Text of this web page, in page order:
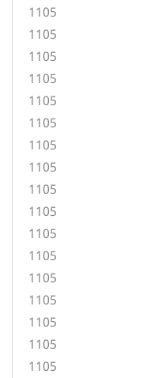
1105
1105
1105
1105
1105
1105
1105
1105
1105
1105
1105
1105
1105
1105
1105
1105
1105